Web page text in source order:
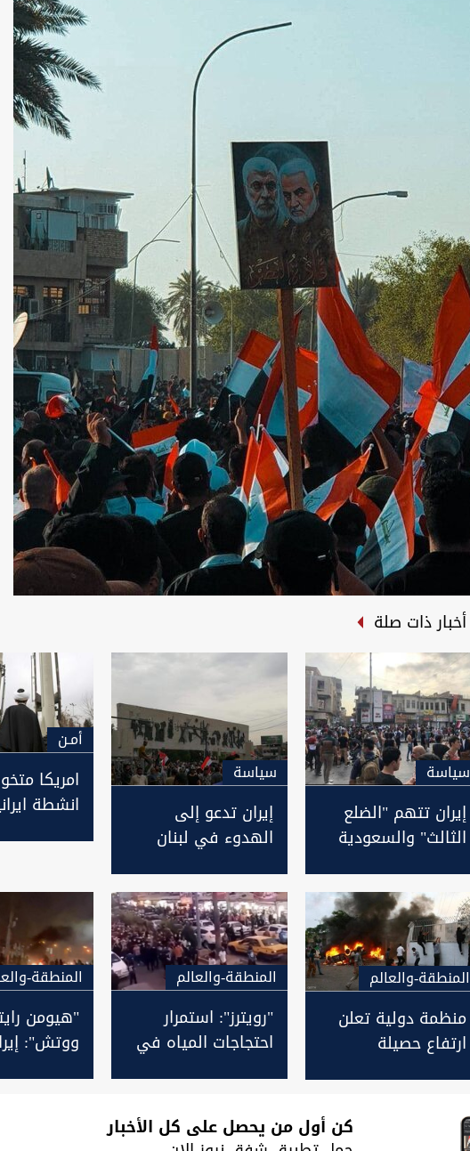
أخبار ذات صلة
سیاسة
إيران تتهم "الضلع
الثالث" والسعودية
في العراق عبر
"تويتر"
سیاسة
إيران تدعو إلى
الهدوء في لبنان
معارضتها "للتدخل
الأجنبي"
أمـن
امريكا
انشطة
المنطقة-والعالم
منظمة دولية تعلن
ارتفاع حصيلة
المنطقة-والعالم
"رويترز": استمرار
احتجاجات المياه في
المنطقة-
"هيومن
ووتش":
كن أول من يحصل على كل الأخبار